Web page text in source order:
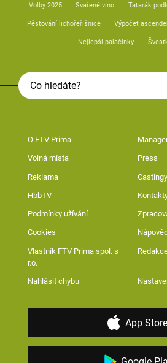
Volby 2025 Svařené víno Tatarák
Pěstování lichořeřišnice Výpočet
Nejlepší palačinky
O FTV Prima
Volná místa Press
Reklama
HbbTV
Podmínky užívání
Cookies
Vlastník FTV Prima spol. s
r.o.
Nahlásit chybu
App Store